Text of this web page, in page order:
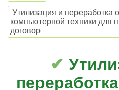
Утилизация и переработка
компьютерной техники для
договор